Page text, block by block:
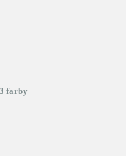
farby